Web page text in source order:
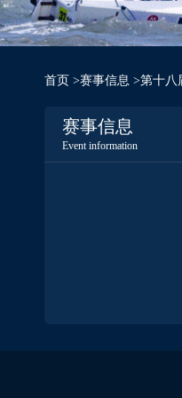
首页 >赛事信息 >第十八
赛事信息
Event information